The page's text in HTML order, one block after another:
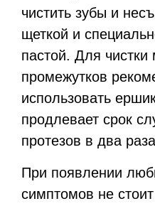
чистить зубы и
щеткой и
пастой. Для
промежутков
использовать
продлевает срок
протезов в два
При появлении
симптомов не